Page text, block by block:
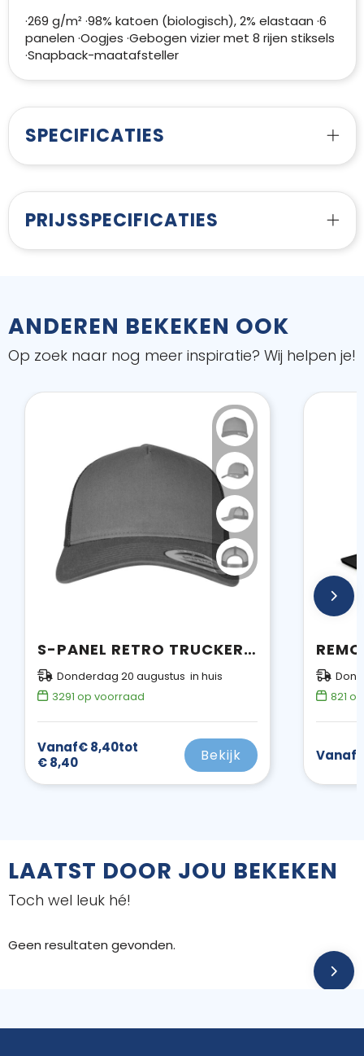
·269 g/m² ·98% katoen (biologisch), 2% elastaan ·6
panelen ·Oogjes ·Gebogen vizier met 8 rijen stiksels
·Snapback-maatafsteller
SPECIFICATIES
PRIJSSPECIFICATIES
ANDEREN BEKEKEN OOK
Op zoek naar nog meer inspiratie? Wij helpen je!
S-PANEL RETRO TRUCKER CAP
Donderdag 20 augustus in huis
3291 op voorraad
Vanaf€ 8,40tot
€ 8,40
Bekijk
821
Vanaf
LAATST DOOR JOU BEKEKEN
Toch wel leuk hé!
Geen resultaten gevonden.